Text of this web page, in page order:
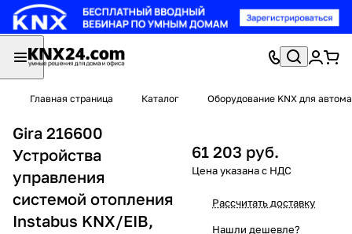
Главная страница Каталог Оборудование KNX для
Gira 216600
Устройства
управления
системой отопления
Instabus KNX/EIB,
61 203 руб.
Рассчитать доставку
Нашли дешевле?